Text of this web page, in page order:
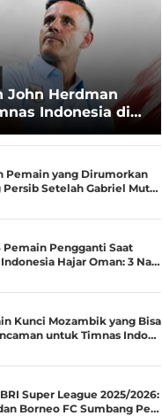
John Herdman
Indonesia di
up Menjadi
Pemain yang Dirumorkan
Persib Setelah Gabriel Mut…
Pemain Pengganti Saat
Hajar Oman: 3 Na…
Kunci Mozambik yang Bisa
untuk Timnas Indo…
Super League 2025/2026:
Borneo FC Sumbang Pe…